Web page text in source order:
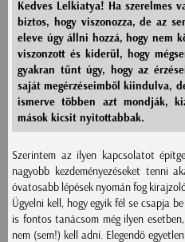
Kedves Lelkiatya! Ha szerelmes
biztos, hogy viszonozza, de az
eleve úgy állni hozzá, hogy nem
viszonzott és kiderül, hogy
gyakran tűnt úgy, hogy az
saját megérzéseimből kiindulva,
ismerve többen azt mondják,
mások kicsit nyitottabbak.
Szerintem az ilyen kapcsolatot
nagyobb kezdeményezéseket tenni
óvatosabb lépések nyomán fog
Ügyelni kell, hogy egyik fél se csapja
is fontos tanácsom még ilyen
nem (sem!) kell adni. Elegendő